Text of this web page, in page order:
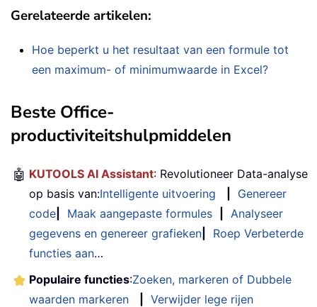
Gerelateerde artikelen:
Hoe beperkt u het resultaat van een formule tot
een maximum- of minimumwaarde in Excel?
Beste Office-
productiviteitshulpmiddelen
🤖 KUTOOLS AI Assistant: Revolutioneer Data-analyse
op basis van:Intelligente uitvoering
Genereer
code
Maak aangepaste formules
Analyseer
gegevens en genereer grafieken
Roep Verbeterde
functies aan…
Populaire functies:Zoeken, markeren of Dubbele
waarden markeren
Verwijder lege rijen